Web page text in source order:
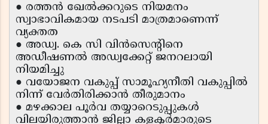
● രത്തൻ ഖേൽക്കറുടെ നിയമനം
സ്വാഭാവികമായ നടപടി മാത്രമാണെന്ന്
വ്യക്തത
● അഡ്വ. കെ സി വിൻസെൻ്റിനെ
അഡീഷണൽ അഡ്വക്കേറ്റ് ജനറലായി
നിയമിച്ചു
● വയോജന വകുപ്പ് സാമൂഹ്യനീതി വകുപ്പിൽ
നിന്ന് വേർതിരിക്കാൻ തീരുമാനം
● മഴക്കാല പൂർവ തയ്യാറെടുപ്പുകൾ
വിലയിരുത്താൻ ജില്ലാ കളക്ടർമാരുടെ